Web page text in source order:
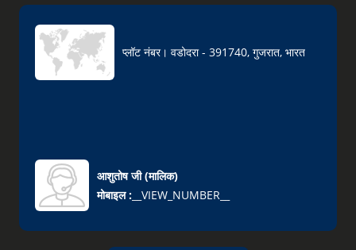
प्लॉट नंबर। वडोदरा - 391740, गुजरात, भारत
आशुतोष जी(मालिक)
मोबाइल : __VIEW_NUMBER__